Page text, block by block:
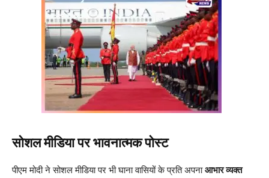
सोशल मीडिया पर भावनात्मक पोस्ट
पीएम मोदी ने सोशल मीडिया पर भी घाना वासियों के प्रति अपनाआभार व्यक्त